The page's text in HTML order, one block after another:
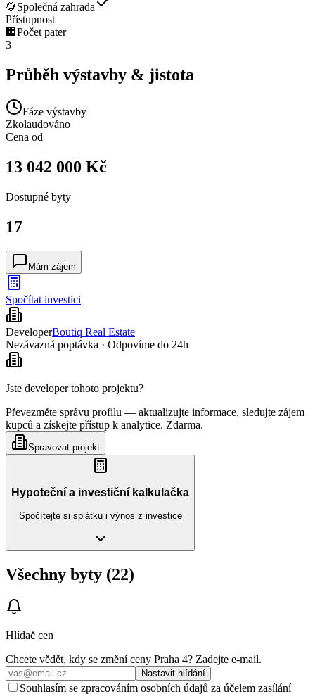
🌻Společná zahrada
Přístupnost
🏢 Počet pater
3
Průběh výstavby & jistota
Fáze výstavby
Zkolaudováno
Cena od
13 042 000 Kč
Dostupné byty
17
Mám zájem
Spočítat investici
DeveloperBoutiq Real Estate
Nezávazná poptávka · Odpovíme do 24h
Jste developer tohoto projektu?
Převezměte správu profilu — aktualizujte informace, sledujte zájem
kupců a získejte přístup k analytice. Zdarma.
Spravovat projekt
Hypoteční a investiční kalkulačka
Spočítejte si splátku i výnos z investice
Všechny byty (22)
Hlídač cen
Chcete vědět, kdy se změní ceny Praha 4? Zadejte e‑mail.
Nastavit hlídání
Souhlasím se zpracováním osobních údajů za účelem zasílání